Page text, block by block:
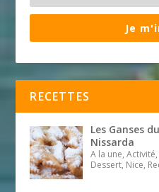
Je
RECETTES
Les Ganses
Nissarda
A la une,
Dessert, Nice,